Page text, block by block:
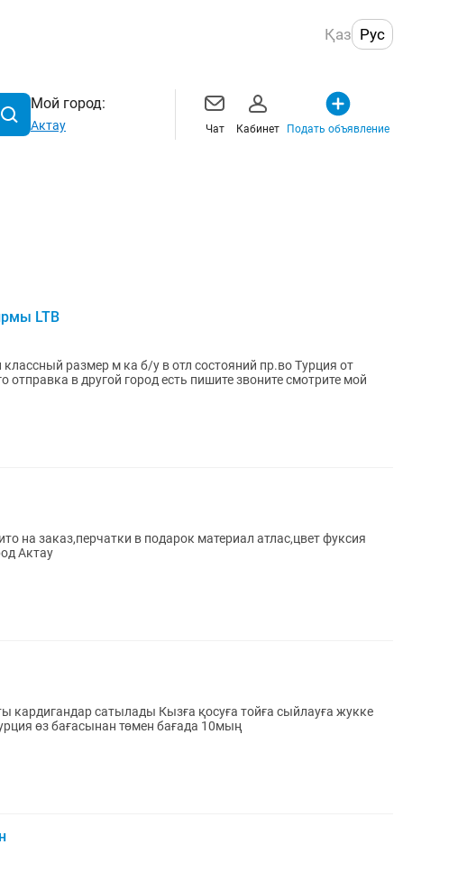
Қаз Рус
Мой город:
Актау Чат Кабинет Подать объявление
LTB
размер м ка б/у в отл состояний пр.во Турция от
отправка в другой город есть пишите звоните смотрите мой
на заказ,перчатки в подарок материал атлас,цвет фуксия
Актау
кардигандар сатылады Кызға қосуға тойға сыйлауға жукке
Турция өз бағасынан төмен бағада 10мың